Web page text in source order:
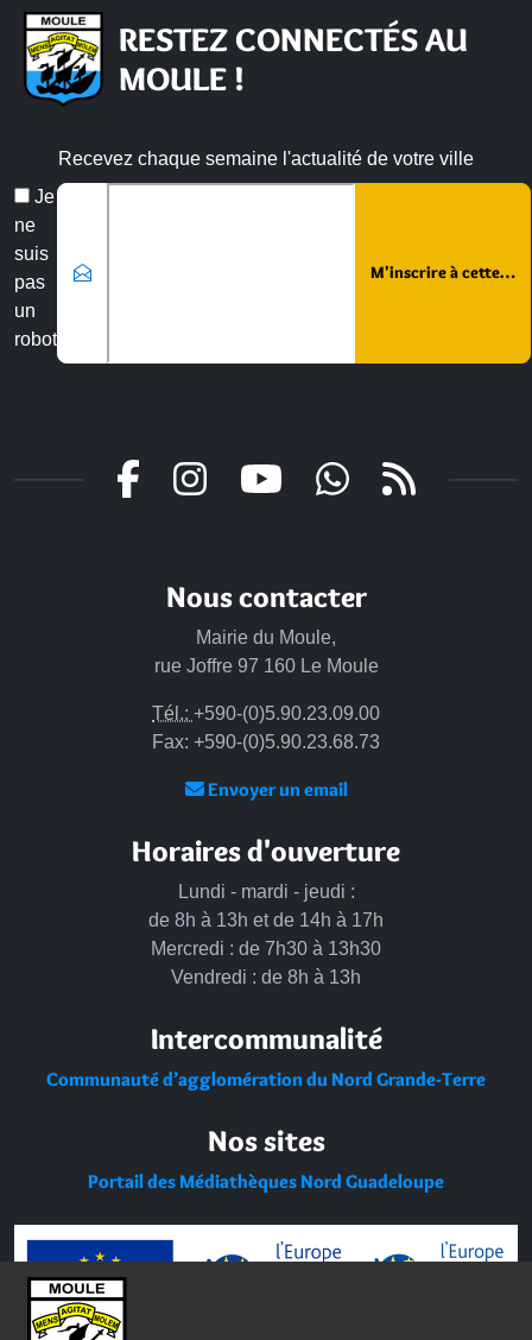
RESTEZ CONNECTÉS AU
MOULE !
Recevez chaque semaine l'actualité de votre ville
Je
ne
suis
pas
un
robot
Veuillez laisser ce champ vide :
Email
Nous contacter
Mairie du Moule,
rue Joffre 97 160 Le Moule
Tél.: +590-(0)5.90.23.09.00
Fax: +590-(0)5.90.23.68.73
Envoyer un email
Horaires d'ouverture
Lundi - mardi - jeudi :
de 8h à 13h et de 14h à 17h
Mercredi : de 7h30 à 13h30
Vendredi : de 8h à 13h
Intercommunalité
Communauté d’agglomération du Nord Grande-Terre
Nos sites
Portail des Médiathèques Nord Guadeloupe